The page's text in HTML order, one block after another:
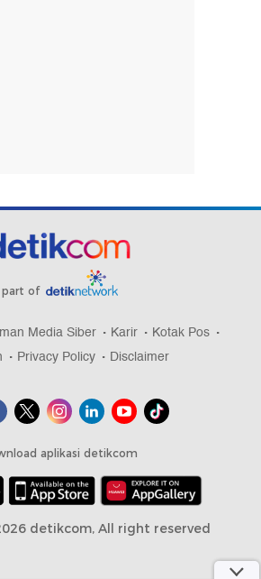
part of
Media Siber Karir
Kotak Pos
Privacy Policy Disclaimer
aplikasi detikcom
detikcom, All right reserved